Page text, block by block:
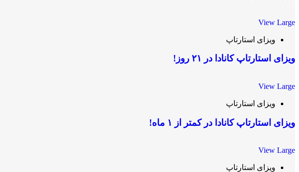
View Large
ویزای استارتاپ
ویزای استارتاپ کانادا در ۲۱ روز!
View Large
ویزای استارتاپ
ویزای استارتاپ کانادا در کمتر از ۱ ماه!
View Large
ویزای استارتاپ